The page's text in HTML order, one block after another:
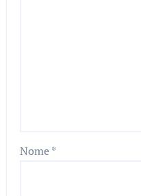
Nome*